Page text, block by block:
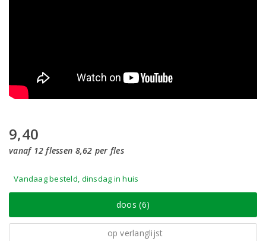
9,40
vanaf 12 flessen 8,62 per fles
Vandaag besteld, dinsdag in huis
doos (6)
op verlanglijst